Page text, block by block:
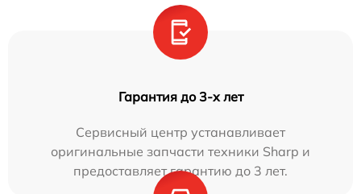
Гарантия до 3-х лет
Сервисный центр устанавливает
оригинальные запчасти техники Sharp и
предоставляет гарантию до 3 лет.